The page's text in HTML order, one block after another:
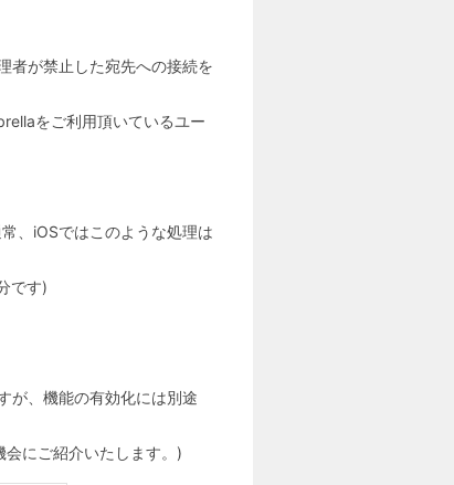
者が禁止した宛先への接続を
をご利用頂いているユー
、iOSではこのような処理は
です)
が、機能の有効化には別途
にご紹介いたします。)